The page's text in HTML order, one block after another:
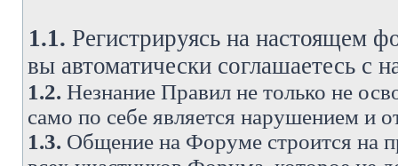
1.1. Регистрируясь на настоящем
вы автоматически соглашаетесь
1.2. Незнание Правил не только не
само по себе является нарушением и
1.3. Общение на Форуме строится на